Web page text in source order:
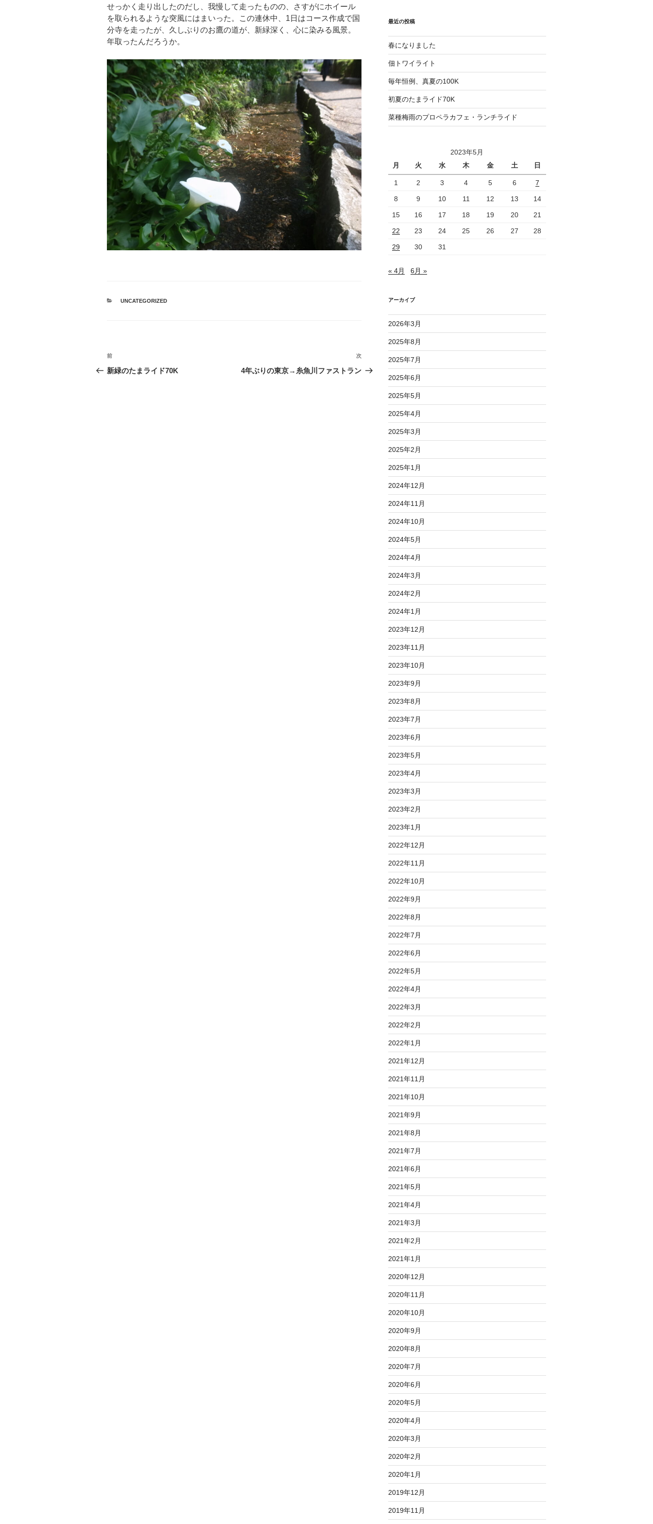
せっかく走り出したのだし、我慢して走ったものの、さすがにホイール
を取られるような突風にはまいった。この連休中、1日はコース作成で国
分寺を走ったが、久しぶりのお鷹の道が、新緑深く、心に染みる風景。
年取ったんだろうか。
カ
UNCATEGORIZED
投
稿
過
去
前
新緑のたまライド70K
次
の
次
4年ぶりの東京→糸魚川ファストラン
最近の投稿
春になりました
佃トワイライト
毎年恒例、真夏の100K
初夏のたまライド70K
菜種梅雨のプロペラカフェ・ランチライド
2023年5月
月
火 水 木 金 土 日
1 2 3 4 5 6 7
8 9 10 11 12 13 14
15 16 17 18 19 20 21
22 23 24 25 26 27 28
29 30 31
« 4月 6月 »
アーカイブ
2026年3月
2025年8月
2025年7月
2025年6月
2025年5月
2025年4月
2025年3月
2025年2月
2025年1月
2024年12月
2024年11月
2024年10月
2024年5月
2024年4月
2024年3月
2024年2月
2024年1月
2023年12月
2023年11月
2023年10月
2023年9月
2023年8月
2023年7月
2023年6月
2023年5月
2023年4月
2023年3月
2023年2月
2023年1月
2022年12月
2022年11月
2022年10月
2022年9月
2022年8月
2022年7月
2022年6月
2022年5月
2022年4月
2022年3月
2022年2月
2022年1月
2021年12月
2021年11月
2021年10月
2021年9月
2021年8月
2021年7月
2021年6月
2021年5月
2021年4月
2021年3月
2021年2月
2021年1月
2020年12月
2020年11月
2020年10月
2020年9月
2020年8月
2020年7月
2020年6月
2020年5月
2020年4月
2020年3月
2020年2月
2020年1月
2019年12月
2019年11月